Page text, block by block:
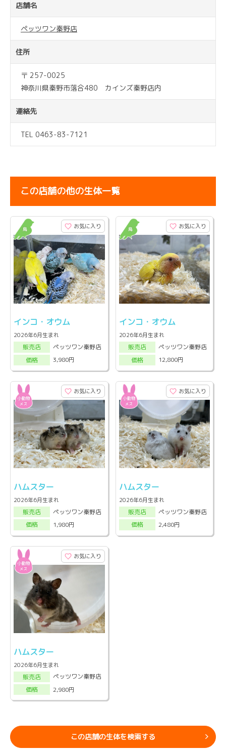
店舗名
ペッツワン秦野店
住所
〒 257-0025
神奈川県秦野市落合480 カインズ秦野店内
連絡先
TEL 0463-83-7121
この店舗の他の生体一覧
お気に入り
インコ・オウム
2026年6月生まれ
販売店
ペッツワン秦野店
価格
3,980円
お気に入り
インコ・オウム
2026年6月生まれ
販売店
ペッツワン秦野店
価格
12,800円
お気に入り
ハムスター
2026年6月生まれ
販売店
ペッツワン秦野店
価格
1,980円
お気に入り
ハムスター
2026年6月生まれ
販売店
ペッツワン秦野店
価格
2,480円
お気に入り
ハムスター
2026年6月生まれ
販売店
ペッツワン秦野店
価格
2,980円
この店舗の生体を検索する